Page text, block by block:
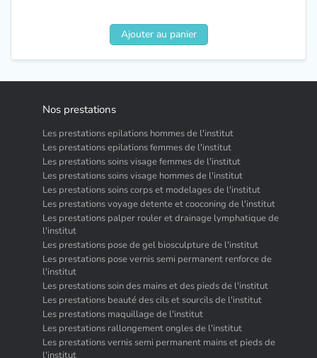
Ajouter au panier
Nos prestations
Les prestations epilations hommes de l'institut
Les prestations epilations femmes de l'institut
Les prestations soins visage femmes de l'institut
Les prestations soins visage hommes de l'institut
Les prestations soins corps et modelages de l'institut
Les prestations voyage detente et cooconing de l'institut
Les prestations palper rouler et drainage lymphatique de
l'institut
Les prestations pose de gel biosculpture de l'institut
Les prestations pose vernis semi permanent renforce de
l'institut
Les prestations soin des mains et des pieds de l'institut
Les prestations beauté des cils et sourcils de l'institut
Les prestations maquillage de l'institut
Les prestations rallongement ongles de l'institut
Les prestations vernis semi permanent mains et pieds de
l'institut